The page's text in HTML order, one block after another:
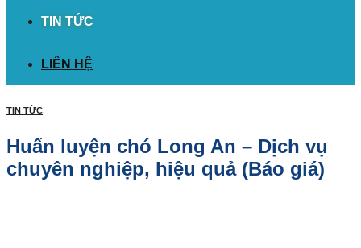
TIN TỨC
LIÊN HỆ
TIN TỨC
Huấn luyện chó Long An – Dịch vụ
chuyên nghiệp, hiệu quả (Báo giá)